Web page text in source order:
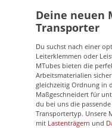
Deine neuen
Transporter
Du suchst nach einer
Leiterklemmen oder
MTubes bieten die
Arbeitsmaterialien
gleichzeitig Ordnung in
Maßgeschneidert für
du bei uns die
Transportertyp. Unsere
mit Lastenträgern und